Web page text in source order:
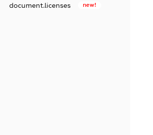
document.licenses new!